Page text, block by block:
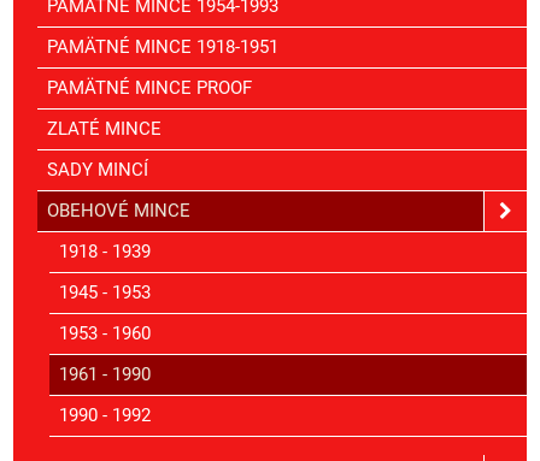
PAMÄTNÉ MINCE 1954-1993
PAMÄTNÉ MINCE 1918-1951
PAMÄTNÉ MINCE PROOF
ZLATÉ MINCE
SADY MINCÍ
OBEHOVÉ MINCE
1918 - 1939
1945 - 1953
1953 - 1960
1961 - 1990
1990 - 1992